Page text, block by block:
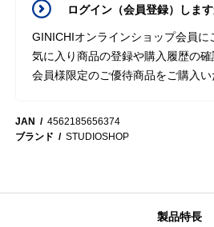
ログイン（会員登録）しま
GINICHIオンラインショップ会員に
気に入り商品の登録や購入履歴の確
会員様限定のご優待商品をご購入い
JAN
4562185656374
ブランド
STUDIOSHOP
製品特長